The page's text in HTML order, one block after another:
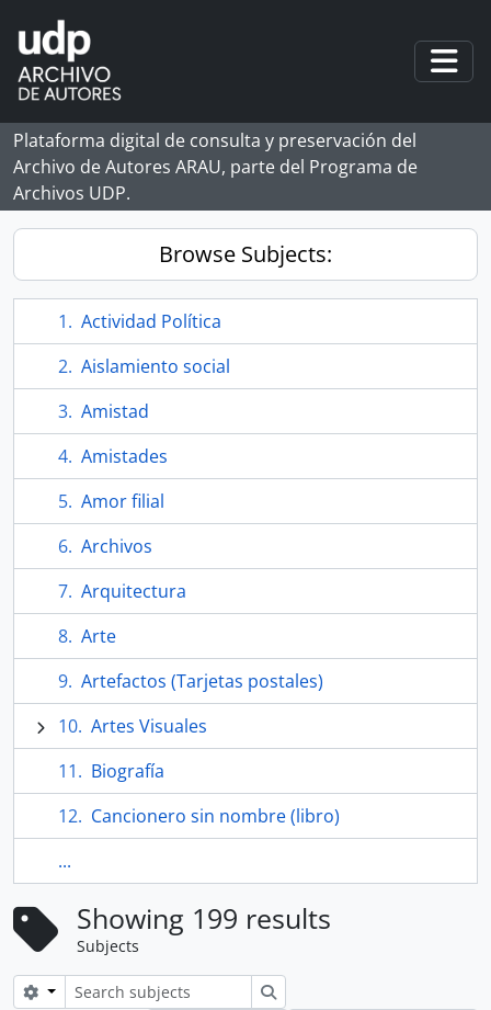
Skip to main content
Plataforma digital de consulta y preservación del
Archivo de Autores ARAU, parte del Programa de
Archivos UDP.
Browse Subjects:
Actividad Política
Aislamiento social
Amistad
Amistades
Amor filial
Archivos
Arquitectura
Arte
Artefactos (Tarjetas postales)
Artes Visuales
Biografía
Cancionero sin nombre (libro)
...
Showing 199 results
Subjects
Search options
Search